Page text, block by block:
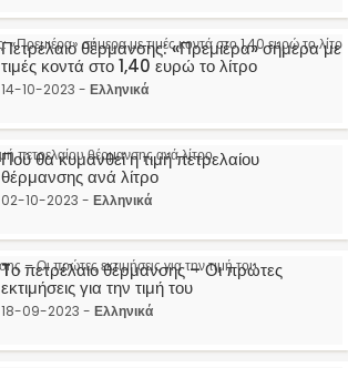
Πετρέλαιο θέρμανσης: «Πρεμιέρα» σήμερα με
τιμές κοντά στο 1,40 ευρώ το λίτρο
14-10-2023 - Ελληνικά
Πού θα κυμανθεί η τιμή πετρελαίου
θέρμανσης ανά λίτρο
02-10-2023 - Ελληνικά
Tο πετρέλαιο θέρμανσης – Οι πρώτες
εκτιμήσεις για την τιμή του
18-09-2023 - Ελληνικά